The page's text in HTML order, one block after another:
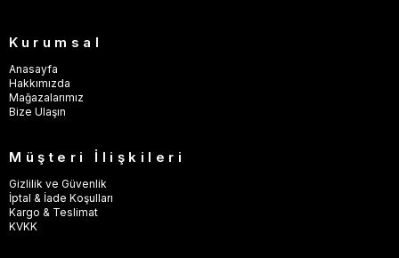
Kurumsal
Anasayfa
Hakkımızda
Mağazalarımız
Bize Ulaşın
Müşteri İlişkileri
Gizlilik ve Güvenlik
İptal & İade Koşulları
Kargo & Teslimat
KVKK